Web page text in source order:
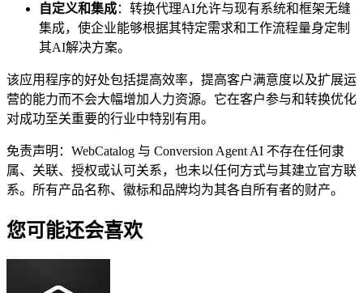
自定义和集成：转换代理AI允许与现有系统和框架无缝
集成，使企业能够根据其特定需求和工作流程量身定制
其AI解决方案。
该应用程序的好处包括提高效率，提高客户满意度以及扩展运
营的能力而不会大幅增加人力资源。它在客户参与和转换优化
对成功至关重要的行业中特别有用。
免责声明：WebCatalog 与 Conversion Agent AI 不存在任何隶
属、关联、授权或认可关系，也未以任何方式与其建立官方联
系。所有产品名称、徽标和品牌均为其各自所有者的财产。
您可能还会喜欢